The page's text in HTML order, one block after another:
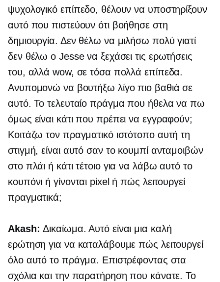
ψυχολογικό επίπεδο, θέλουν να υποστηρίξουν
αυτό που πιστεύουν ότι βοήθησε στη
δημιουργία. Δεν θέλω να μιλήσω πολύ γιατί
δεν θέλω ο Jesse να ξεχάσει τις ερωτήσεις
του, αλλά wow, σε τόσα πολλά επίπεδα.
Ανυπομονώ να βουτήξω λίγο πιο βαθιά σε
αυτό. Το τελευταίο πράγμα που ήθελα να πω
όμως είναι κάτι που πρέπει να εγγραφούν;
Κοιτάζω τον πραγματικό ιστότοπο αυτή τη
στιγμή, είναι αυτό σαν το κουμπί ανταμοιβών
στο πλάι ή κάτι τέτοιο για να λάβω αυτό το
κουπόνι ή γίνονται pixel ή πώς λειτουργεί
πραγματικά;
Akash: Δικαίωμα. Αυτό είναι μια καλή
ερώτηση για να καταλάβουμε πώς λειτουργεί
όλο αυτό το πράγμα. Επιστρέφοντας στα
σχόλια και την παρατήρηση που κάνατε. Το